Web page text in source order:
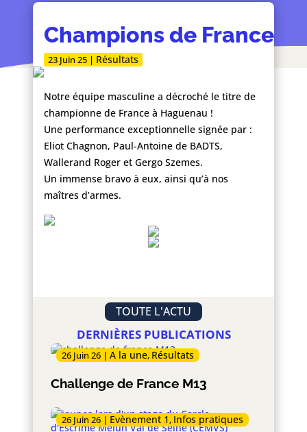
Champions de France
23 Juin 25 | Résultats
Notre équipe masculine a décroché le titre de
championne de France à Haguenau !
Une performance exceptionnelle signée par :
Eliot Chagnon, Paul-Antoine de BADTS,
Wallerand Roger et Gergo Szemes.
Un immense bravo à eux, ainsi qu’à nos
maîtres d’armes.
TOUTE L'ACTU
DERNIÈRES PUBLICATIONS
Challenge de France M13
26 Juin 26 |A la une, Résultats
26 Juin 26 | Evènement 1, Infos pratiques